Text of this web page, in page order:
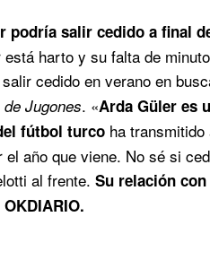
podría salir cedido a final
está harto y su falta de
cedido en verano en
Jugones. «Arda Güler es
fútbol turco ha
el año que viene. No sé si
al frente. Su relación
OKDIARIO.